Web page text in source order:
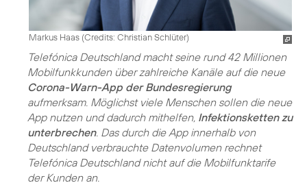
Markus Haas (Credits: Christian Schlüter)
Telefónica Deutschland macht seine rund 42 Millionen
Mobilfunkkunden über zahlreiche Kanäle auf die neue
Corona-Warn-App der Bundesregierung
aufmerksam. Möglichst viele Menschen sollen die neue
App nutzen und dadurch mithelfen, Infektionsketten zu
unterbrechen. Das durch die App innerhalb von
Deutschland verbrauchte Datenvolumen rechnet
Telefónica Deutschland nicht auf die Mobilfunktarife
der Kunden an.